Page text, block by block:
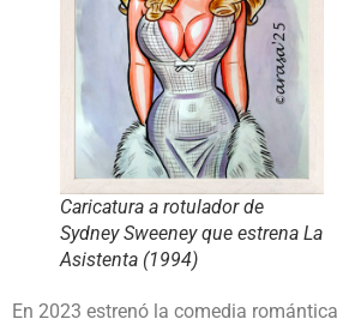
Caricatura a rotulador de
Sydney Sweeney que estrena La
Asistenta (1994)
En 2023 estrenó la comedia